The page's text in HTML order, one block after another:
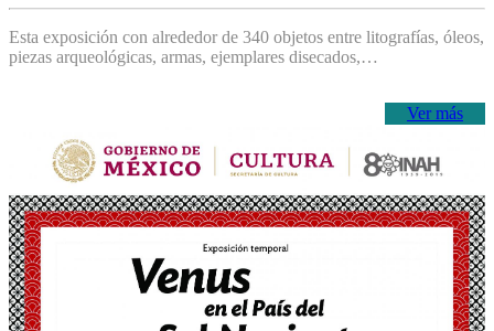
Esta exposición con alrededor de 340 objetos entre litografías, óleos,
piezas arqueológicas, armas, ejemplares disecados,…
Ver más